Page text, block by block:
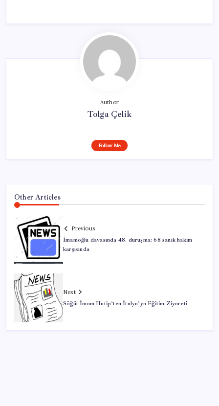
Author
Tolga Çelik
Follow Me
Other Articles
Previous
İmamoğlu davasında 48. duruşma: 68 sanık hakim
karşısında
Next
Söğüt İmam Hatip’ten İtalya’ya Eğitim Ziyareti